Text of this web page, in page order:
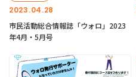
2023.04.28
市民活動総合情報誌「ウォロ」2023
年4月・5月号